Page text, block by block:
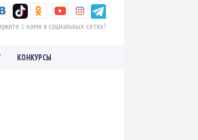
с нами в социальных сетях!
КОНКУРСЫ